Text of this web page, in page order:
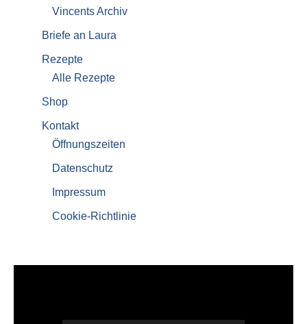
Vincents Archiv
Briefe an Laura
Rezepte
Alle Rezepte
Shop
Kontakt
Öffnungszeiten
Datenschutz
Impressum
Cookie-Richtlinie